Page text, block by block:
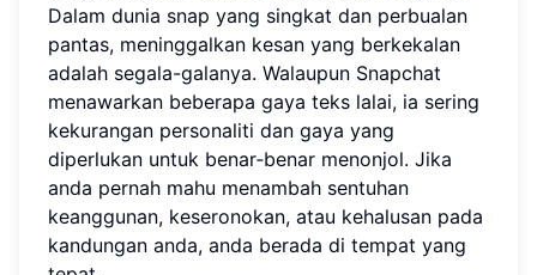
Dalam dunia snap yang singkat dan perbualan
pantas, meninggalkan kesan yang berkekalan
adalah segala-galanya. Walaupun Snapchat
menawarkan beberapa gaya teks lalai, ia sering
kekurangan personaliti dan gaya yang
diperlukan untuk benar‑benar menonjol. Jika
anda pernah mahu menambah sentuhan
keanggunan, keseronokan, atau kehalusan pada
kandungan anda, anda berada di tempat yang